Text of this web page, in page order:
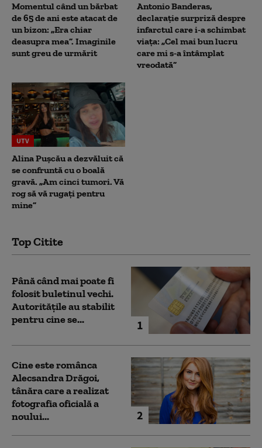
Momentul când un bărbat
de 65 de ani este atacat de
un bizon: „Era chiar
deasupra mea”. Imaginile
sunt greu de urmărit
Antonio Banderas,
declarație surpriză despre
infarctul care i-a schimbat
viața: „Cel mai bun lucru
care mi s-a întâmplat
vreodată”
UTV
Alina Pușcău a dezvăluit că
se confruntă cu o boală
gravă. „Am cinci tumori. Vă
rog să vă rugați pentru
mine”
Top Citite
1
Până când mai poate fi
folosit buletinul vechi.
Autoritățile au stabilit
pentru cine se...
2
Cine este românca
Alecsandra Drăgoi,
tânăra care a realizat
fotografia oficială a
noului...